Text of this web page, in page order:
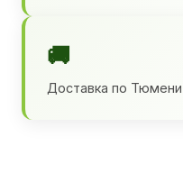
🚚
Доставка по Тюмени